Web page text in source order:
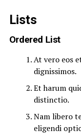
Lists
Ordered List
At vero eos
dignissimos.
Et harum
distinctio.
Nam libero
eligendi